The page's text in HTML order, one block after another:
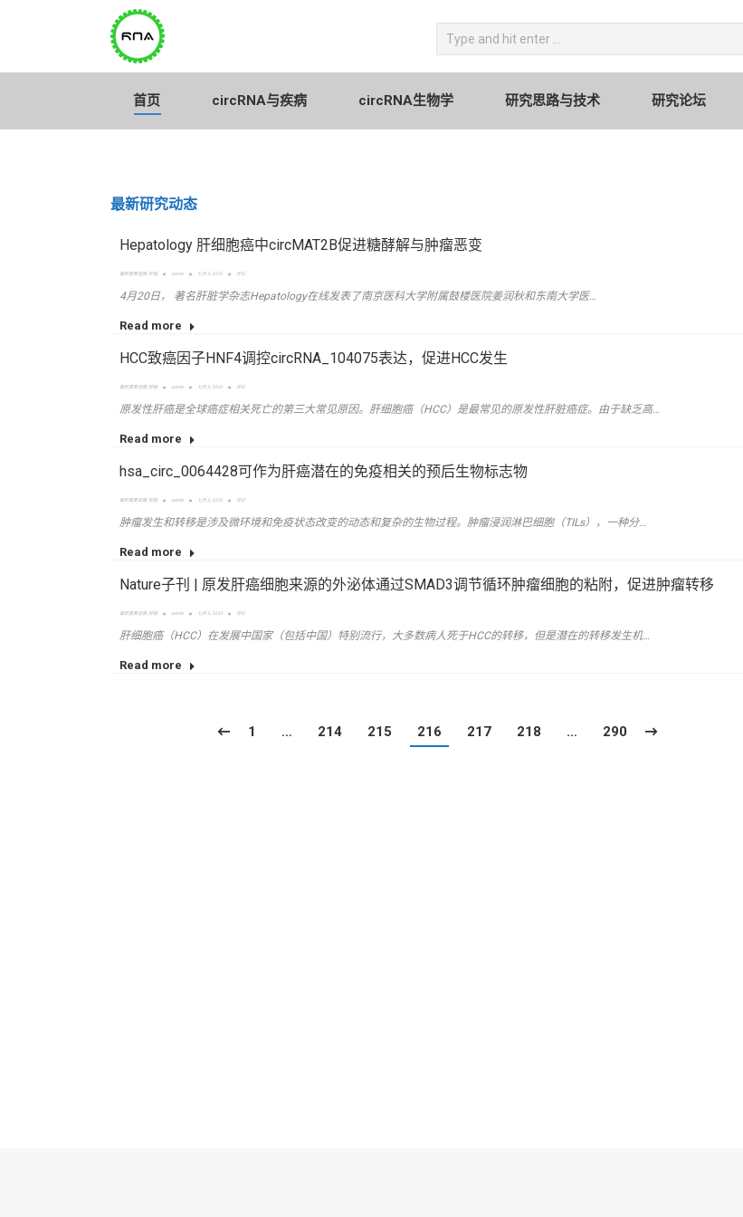
Search:
首页 circRNA与疾病 circRNA生物学 研究思路与技术 研究论坛
最新研究动态
Hepatology 肝细胞癌中circMAT2B促进糖酵解与肿瘤恶变
最新重要进展 肝癌 admin 七月 3, 2020 评论
4月20日， 著名肝脏学杂志Hepatology在线发表了南京医科大学附属鼓楼医院姜润秋和东南大学医…
Read more
HCC致癌因子HNF4调控circRNA_104075表达，促进HCC发生
最新重要进展 肝癌 admin 七月 3, 2020 评论
原发性肝癌是全球癌症相关死亡的第三大常见原因。肝细胞癌（HCC）是最常见的原发性肝脏癌症。由于缺乏高…
Read more
hsa_circ_0064428可作为肝癌潜在的免疫相关的预后生物标志物
最新重要进展 肝癌 admin 七月 3, 2020 评论
肿瘤发生和转移是涉及微环境和免疫状态改变的动态和复杂的生物过程。肿瘤浸润淋巴细胞（TILs），一种分…
Read more
Nature子刊 | 原发肝癌细胞来源的外泌体通过SMAD3调节循环肿瘤细胞的粘附，促进肿瘤转移
最新重要进展 肝癌 admin 七月 3, 2020 评论
肝细胞癌（HCC）在发展中国家（包括中国）特别流行，大多数病人死于HCC的转移，但是潜在的转移发生机…
Read more
1 … 214 215 216 217 218 … 290
circRNA生物学 研究思路与技术